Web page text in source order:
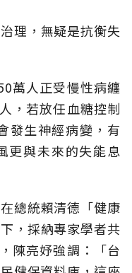
理，無疑是抗衡失
萬人正受慢性病纏
，若放任血糖控制
發生神經病變，有
更與未來的失能息
總統賴清德「健康
，採納專家學者共
陳亮妤強調：「台